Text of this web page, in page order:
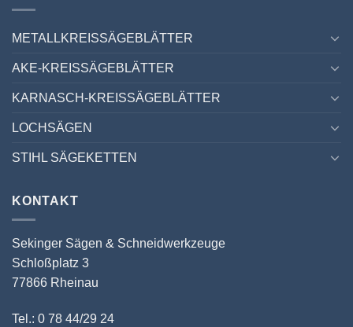
METALLKREISSÄGEBLÄTTER
AKE-KREISSÄGEBLÄTTER
KARNASCH-KREISSÄGEBLÄTTER
LOCHSÄGEN
STIHL SÄGEKETTEN
KONTAKT
Sekinger Sägen & Schneidwerkzeuge
Schloßplatz 3
77866 Rheinau
Tel.: 0 78 44/29 24